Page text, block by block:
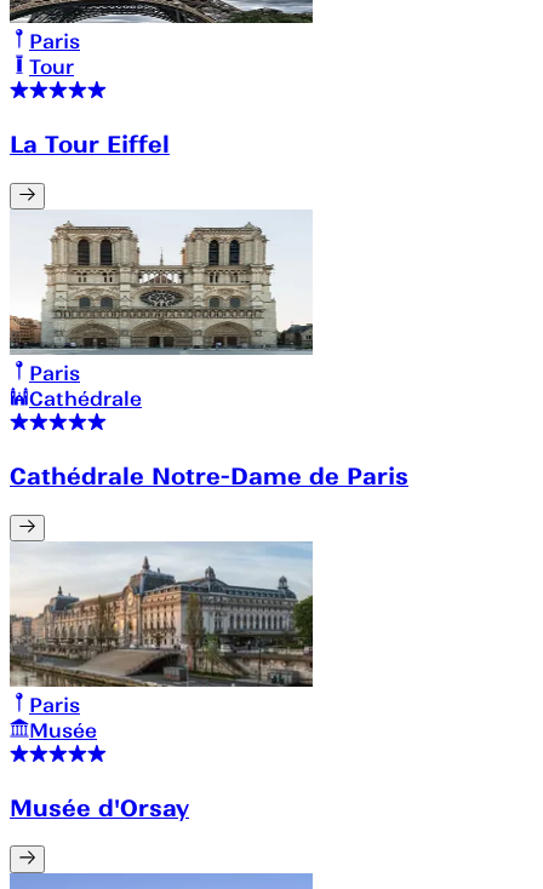
Paris
Tour
La Tour Eiffel
Paris
Cathédrale
Cathédrale Notre-Dame de Paris
Paris
Musée
Musée d'Orsay